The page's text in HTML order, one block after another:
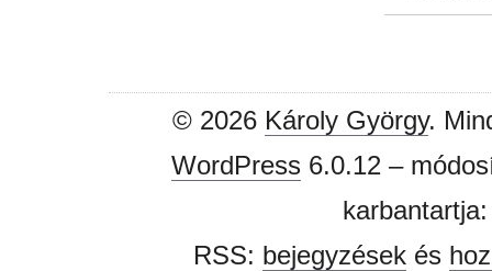
© 2026 Károly György.
WordPress6.0.12 –
RSS: bejegyzésekés